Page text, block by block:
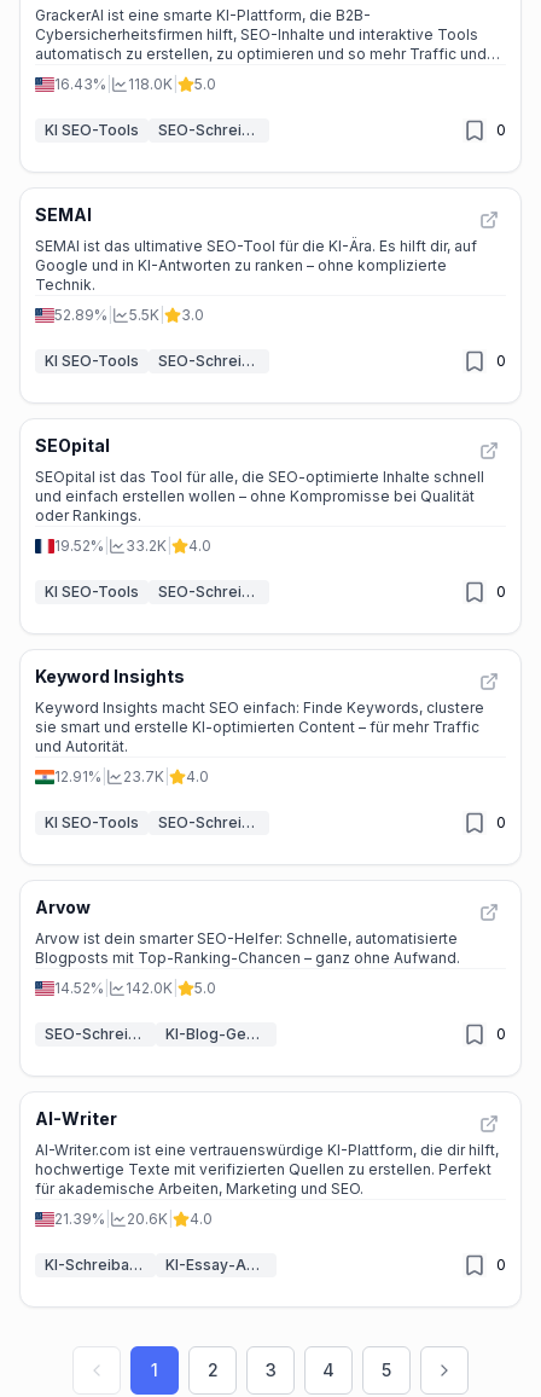
GrackerAI ist eine smarte KI-Plattform, die B2B-
Cybersicherheitsfirmen hilft, SEO-Inhalte und interaktive Tools
automatisch zu erstellen, zu optimieren und so mehr Traffic und
Leads zu generieren.
16.43% 118.0K 5.0
KI SEO-Tools SEO-Schreib-Assistent KI 0
SEMAI
SEMAI ist das ultimative SEO-Tool für die KI-Ära. Es hilft dir, auf
Google und in KI-Antworten zu ranken – ohne komplizierte
Technik.
52.89%
5.5K 3.0
KI SEO-Tools SEO-Schreib-Assistent KI 0
SEOpital
SEOpital ist das Tool für alle, die SEO-optimierte Inhalte schnell
und einfach erstellen wollen – ohne Kompromisse bei Qualität
oder Rankings.
19.52%
33.2K 4.0
KI SEO-Tools SEO-Schreib-Assistent KI 0
Keyword Insights
Keyword Insights macht SEO einfach: Finde Keywords, clustere
sie smart und erstelle KI-optimierten Content – für mehr Traffic
und Autorität.
12.91%
23.7K 4.0
KI SEO-Tools SEO-Schreib-Assistent KI 0
Arvow
Arvow ist dein smarter SEO-Helfer: Schnelle, automatisierte
Blogposts mit Top-Ranking-Chancen – ganz ohne Aufwand.
14.52%
142.0K 5.0
SEO-Schreib-Assistent KI KI-Blog-Generator 0
AI-Writer
AI-Writer.com ist eine vertrauenswürdige KI-Plattform, die dir hilft,
hochwertige Texte mit verifizierten Quellen zu erstellen. Perfekt
für akademische Arbeiten, Marketing und SEO.
21.39%
20.6K 4.0
KI-Schreibassistenten KI-Essay-Autor 0
1 2 3 4 5